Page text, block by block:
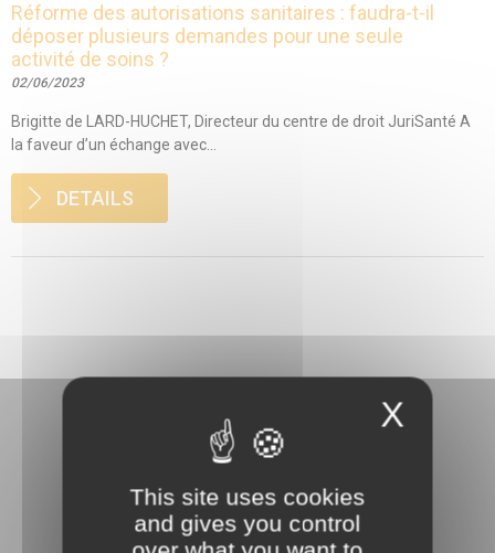
Réforme des autorisations sanitaires : faudra-t-il
déposer plusieurs demandes pour une seule
activité de soins ?
02/06/2023
Brigitte de LARD-HUCHET, Directeur du centre de droit JuriSanté A
la faveur d’un échange avec...
DETAILS
3 rue Danton
X
This site uses cookies
and gives you control